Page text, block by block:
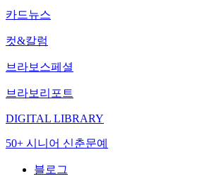
카드뉴스
컷&칼럼
브라보스페셜
브라보리포트
DIGITAL LIBRARY
50+ 시니어 신춘문예
블로그